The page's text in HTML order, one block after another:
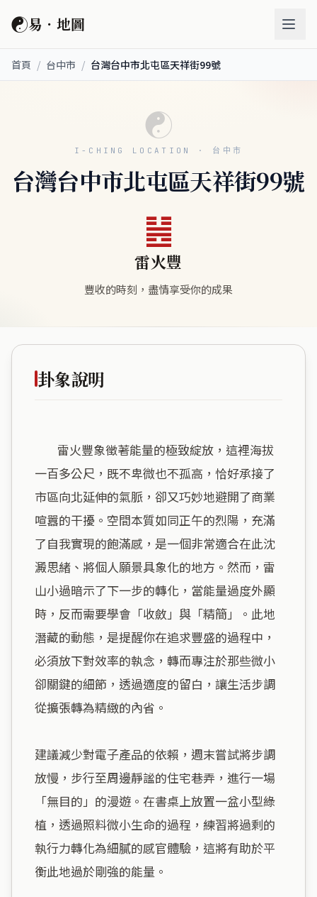
☯易．地圖
首頁 / 台中市 / 台灣台中市北屯區天祥街99號
☯
I-CHING LOCATION · 台中市
台灣台中市北屯區天祥街99號
䷶
雷火豐
豐收的時刻，盡情享受你的成果
卦象說明
一百多公尺，既不卑微也不孤高，恰好承接了
市區向北延伸的氣脈，卻又巧妙地避開了商業
喧囂的干擾。空間本質如同正午的烈陽，充滿
了自我實現的飽滿感，是一個非常適合在此沈
澱思緒、將個人願景具象化的地方。然而，雷
山小過暗示了下一步的轉化，當能量過度外顯
時，反而需要學會「收斂」與「精簡」。此地
潛藏的動態，是提醒你在追求豐盛的過程中，
必須放下對效率的執念，轉而專注於那些微小
卻關鍵的細節，透過適度的留白，讓生活步調
從擴張轉為精緻的內省。
建議減少對電子產品的依賴，週末嘗試將步調
放慢，步行至周邊靜謐的住宅巷弄，進行一場
「無目的」的漫遊。在書桌上放置一盆小型綠
植，透過照料微小生命的過程，練習將過剩的
執行力轉化為細膩的感官體驗，這將有助於平
衡此地過於剛強的能量。